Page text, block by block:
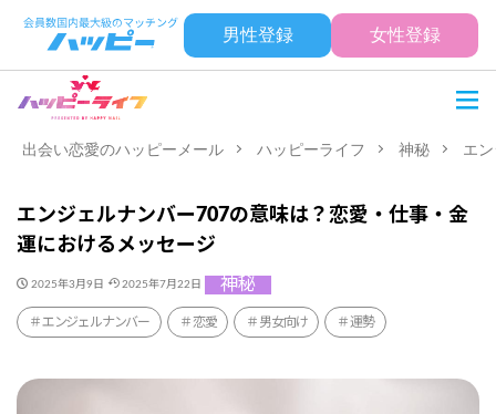
男性登録 女性登録
出会い恋愛のハッピーメール ハッピーライフ 神秘 エ
エンジェルナンバー707の意味は？恋愛・仕事・金
運におけるメッセージ
2025年3月9日 2025年7月22日 神秘
エンジェルナンバー 恋愛 男女向け 運勢